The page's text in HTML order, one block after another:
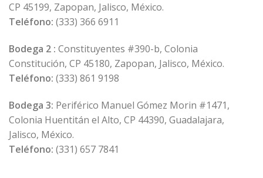
CP 45199, Zapopan, Jalisco, México.
Teléfono: (333) 366 6911
Bodega 2 : Constituyentes #390-b, Colonia
Constitución, CP 45180, Zapopan, Jalisco, México.
Teléfono: (333) 861 9198
Bodega 3: Periférico Manuel Gómez Morin #1471,
Colonia Huentitán el Alto, CP 44390, Guadalajara,
Jalisco, México.
Teléfono: (331) 657 7841